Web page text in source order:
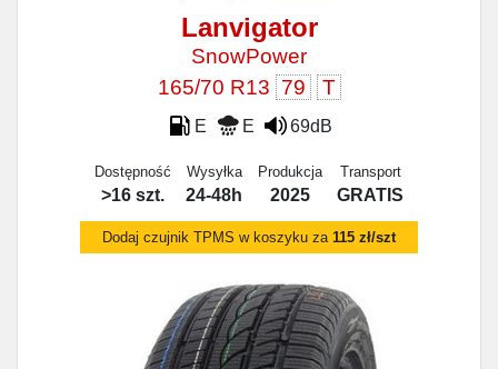
Lanvigator
SnowPower
165/70 R13 79 T
E E 69dB
Dostępność
>16 szt.
Wysyłka
24-48h
Produkcja
2025
Transport
GRATIS
Dodaj czujnik TPMS w koszyku za 115 zł/szt